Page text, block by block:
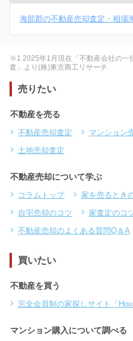
海部郡の不動産売却査定・相場
※1 2025年1月現在「不動産会社の一
査」より(株)東京商工リサーチ
売りたい
不動産を売る
不動産売却査定 マンション
土地売却査定
不動産売却について学ぶ
コラムトップ 家を売るとき
自宅売却のコツ
家査定のコ
不動産売却のよくある質問Q＆A
買いたい
不動産を買う
完全会員制の家探しサイト「
マンション購入について調べる